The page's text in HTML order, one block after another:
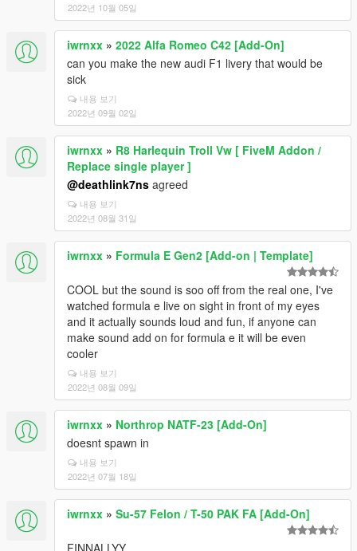
2022년 10월 05일
iwrnxx » 2022 Alfa Romeo C42 [Add-On]
can you make the new audi F1 livery that would be
sick
내용 보기
2022년 09월 02일
iwrnxx » R8 Harlequin Troll Vw [ FiveM Addon /
Replace single player ]
@deathlink7ns agreed
내용 보기
2022년 08월 31일
iwrnxx » Formula E Gen2 [Add-on | Template]
COOL but the sound is soo off from the real one, I've
watched formula e live on sight in front of my eyes
and it actually sounds loud and fun, if anyone can
make sound add on for formula e it will be even
cooler
내용 보기
2022년 08월 09일
iwrnxx » Northrop NATF-23 [Add-On]
doesnt spawn in
내용 보기
2022년 07월 18일
iwrnxx » Su-57 Felon / T-50 PAK FA [Add-On]
FINNALLYY